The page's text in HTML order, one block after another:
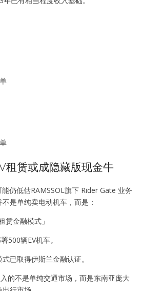
租赁或成隐藏版现金牛
仍低估RAMSSOL旗下 Rider Gate 业务
是单纯卖电动机车，而是：
赁金融模式」
500辆EV机车。
已取得伊斯兰金融认证。
的不是单纯交通市场，而是东南亚庞大